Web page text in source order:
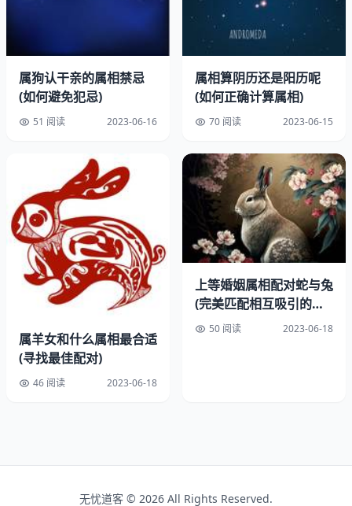
年龄段，女性已经有了更加丰富的人生经历，对于婚姻和家
庭的认识更加详细。这个年龄段的女性也更加稳重成熟，能
够更好地处理家庭和事业之间的平衡，让家庭更加幸福美
满。
对于1999年出生的属兔女来说，选择一个合适的结婚年龄
非常重要。不同的年龄段有不同的优势和劣势，需要根据自
需要认真考虑自己的职业、经济和家庭状况，并且要与伴侣
充分沟通，共同规划未来的生活。要保持积极的心态和良心
理，相信自己能够找到最适合自己的婚姻和家庭。
除了年龄之外，属兔女在选择结婚对象时也需要注意一些问
题。要选择一个与自己性格、兴趣爱好相符合的伴侣，能够
相互理解和支持。要选择一个有感和家庭观念的伴侣，能够
一起承担起家庭的和义务。要选择一个与自己观相符合的伴
侣，能够共同追求幸福和美未来。
对于1999年出生的属兔女来说，选择一个合适的结婚年龄
和伴侣非常重要。需要根据自己的实际情况和需求来选择，
属狗认干亲的属相禁忌
(如何避免犯忌)
51 阅读 2023-06-16
属相算阴历还是阳历呢
(如何正确计算属相)
70 阅读 2023-06-15
属羊女和什么属相最合适
(寻找最佳配对)
46 阅读 2023-06-18
上等婚姻属相配对蛇与兔
(完美匹配相互吸引的两
个属相)
50 阅读 2023-06-18
无忧道客 © 2026 All Rights Reserved.